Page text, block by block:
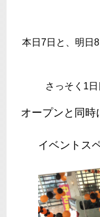
本日7日と、明日
さっそく1
オープンと同時
イベントス